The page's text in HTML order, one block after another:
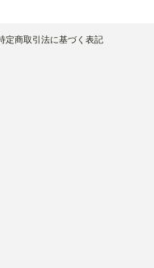
定商取引法に基づく表記